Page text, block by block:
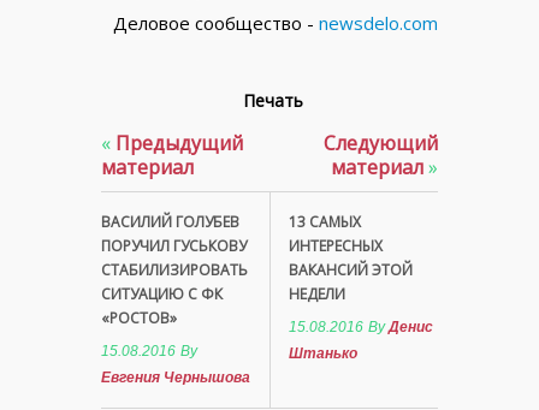
Деловое сообщество - newsdelo.com
Печать
« Предыдущий
материал
ВАСИЛИЙ ГОЛУБЕВ
ПОРУЧИЛ ГУСЬКОВУ
СТАБИЛИЗИРОВАТЬ
СИТУАЦИЮ С ФК
«РОСТОВ»
15.08.2016 By
Евгения Чернышова
Следующий
материал»
13 САМЫХ
ИНТЕРЕСНЫХ
ВАКАНСИЙ ЭТОЙ
НЕДЕЛИ
15.08.2016 ByДенис
Штанько